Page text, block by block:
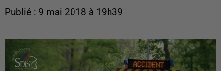
Publié : 9 mai 2018 à 19h39